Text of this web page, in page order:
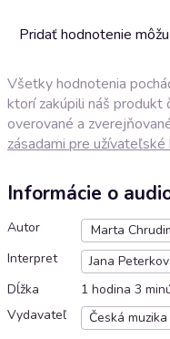
Pridať hodnotenie
Všetky hodnotenia
ktorí zakúpili náš produkt
overované a
zásadami pre
Informácie o
Autor
Marta
Interpret
Jana
Dĺžka
1 hodina 3
Vydavateľ
Česká muzika